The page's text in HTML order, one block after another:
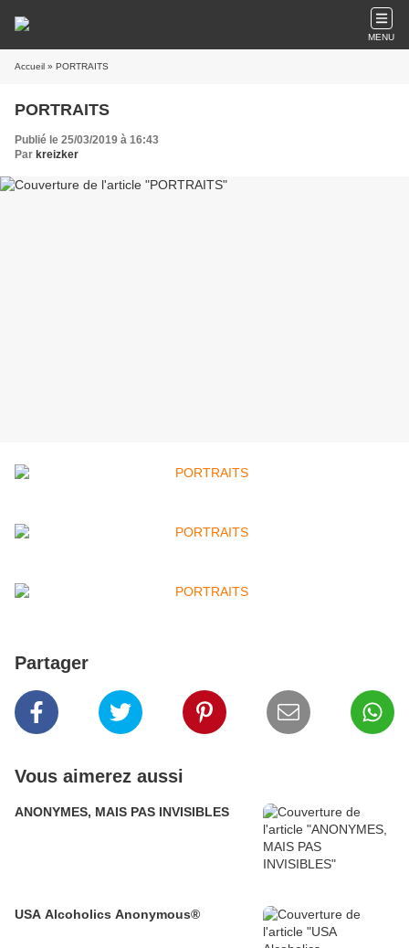
MENU
Accueil » PORTRAITS
PORTRAITS
Publié le 25/03/2019 à 16:43
Par kreizker
Partager
Vous aimerez aussi
ANONYMES, MAIS PAS INVISIBLES
USA Alcoholics Anonymous®